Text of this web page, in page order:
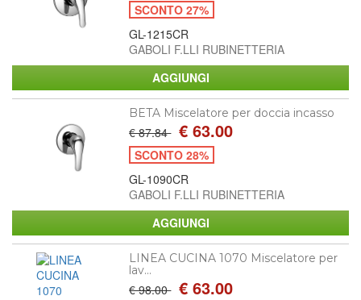
SCONTO 27%
GL-1215CR
GABOLI F.LLI RUBINETTERIA
BETA Miscelatore per doccia incasso
€ 87.84 € 63.00
SCONTO 28%
GL-1090CR
GABOLI F.LLI RUBINETTERIA
LINEA CUCINA 1070 Miscelatore per
lav...
€ 98.00 € 63.00